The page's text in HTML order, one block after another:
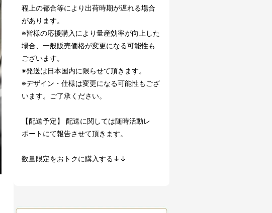
程上の都合等により出荷時期が遅れる場合
があります。
※皆様の応援購入により量産効率が向上した
場合、一般販売価格が変更になる可能性も
ございます。
※発送は日本国内に限らせて頂きます。
※デザイン・仕様は変更になる可能性もござ
います。ご了承ください。
【配送予定】 配送に関しては随時活動レ
ポートにて報告させて頂きます。
数量限定をおトクに購入する↓↓